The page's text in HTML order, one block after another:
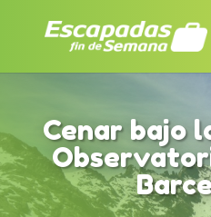
Cenar bajo